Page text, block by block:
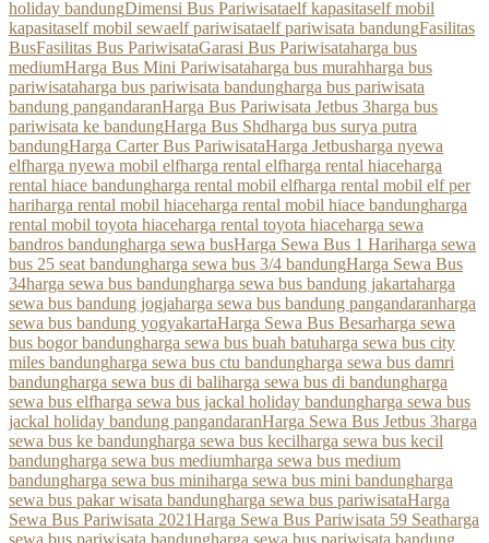
holiday bandungDimensi Bus Pariwisataelf kapasitaself mobil
kapasitaself mobil sewaelf pariwisataelf pariwisata bandungFasilitas
BusFasilitas Bus PariwisataGarasi Bus Pariwisataharga bus
mediumHarga Bus Mini Pariwisataharga bus murahharga bus
pariwisataharga bus pariwisata bandungharga bus pariwisata
bandung pangandaranHarga Bus Pariwisata Jetbus 3harga bus
pariwisata ke bandungHarga Bus Shdharga bus surya putra
bandungHarga Carter Bus PariwisataHarga Jetbusharga nyewa
elfharga nyewa mobil elfharga rental elfharga rental hiaceharga
rental hiace bandungharga rental mobil elfharga rental mobil elf per
hariharga rental mobil hiaceharga rental mobil hiace bandungharga
rental mobil toyota hiaceharga rental toyota hiaceharga sewa
bandros bandungharga sewa busHarga Sewa Bus 1 Hariharga sewa
bus 25 seat bandungharga sewa bus 3/4 bandungHarga Sewa Bus
34harga sewa bus bandungharga sewa bus bandung jakartaharga
sewa bus bandung jogjaharga sewa bus bandung pangandaranharga
sewa bus bandung yogyakartaHarga Sewa Bus Besarharga sewa
bus bogor bandungharga sewa bus buah batuharga sewa bus city
miles bandungharga sewa bus ctu bandungharga sewa bus damri
bandungharga sewa bus di baliharga sewa bus di bandungharga
sewa bus elfharga sewa bus jackal holiday bandungharga sewa bus
jackal holiday bandung pangandaranHarga Sewa Bus Jetbus 3harga
sewa bus ke bandungharga sewa bus kecilharga sewa bus kecil
bandungharga sewa bus mediumharga sewa bus medium
bandungharga sewa bus miniharga sewa bus mini bandungharga
sewa bus pakar wisata bandungharga sewa bus pariwisataHarga
Sewa Bus Pariwisata 2021Harga Sewa Bus Pariwisata 59 Seatharga